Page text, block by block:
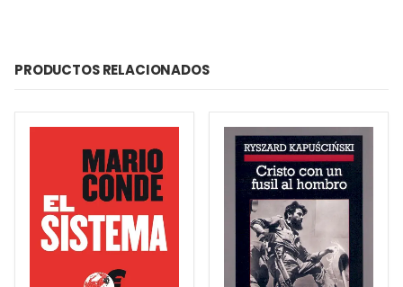
PRODUCTOS RELACIONADOS